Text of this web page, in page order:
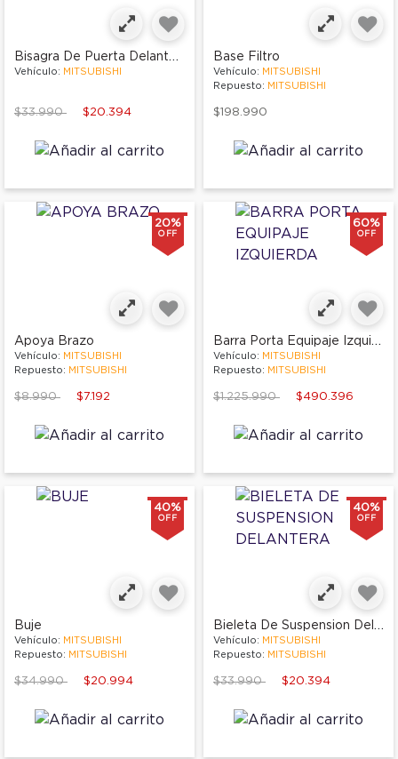
Bisagra De Puerta Delantera Derecha
Vehículo: MITSUBISHI
Price reduced from
$33.990to $20.394
Base Filtro
Vehículo: MITSUBISHI
Repuesto: MITSUBISHI
$198.990
20%
OFF
Apoya Brazo
Vehículo: MITSUBISHI
Repuesto: MITSUBISHI
Price reduced from
$8.990to $7.192
60%
OFF
Barra Porta Equipaje Izquierda
Vehículo: MITSUBISHI
Repuesto: MITSUBISHI
Price reduced from
$1.225.990to $490.396
40%
OFF
Buje
Vehículo: MITSUBISHI
Repuesto: MITSUBISHI
Price reduced from
$34.990to $20.994
40%
OFF
Bieleta De Suspension Delantera
Vehículo: MITSUBISHI
Repuesto: MITSUBISHI
Price reduced from
$33.990to $20.394